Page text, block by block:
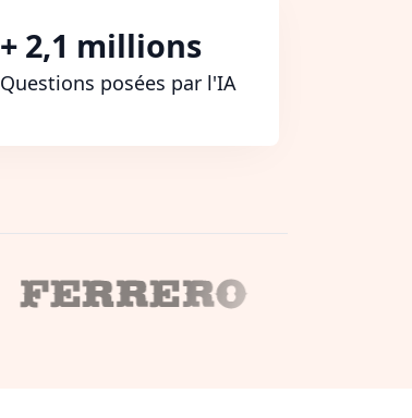
+ 2,1 millions
Questions posées par l'IA